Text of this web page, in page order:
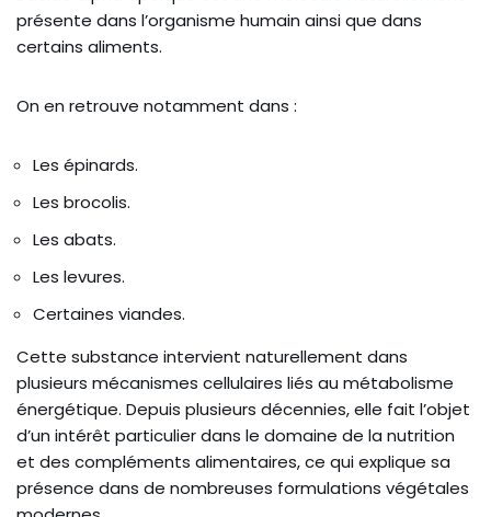
présente dans l’organisme humain ainsi que dans
certains aliments.
On en retrouve notamment dans :
Les épinards.
Les brocolis.
Les abats.
Les levures.
Certaines viandes.
Cette substance intervient naturellement dans
plusieurs mécanismes cellulaires liés au métabolisme
énergétique. Depuis plusieurs décennies, elle fait l’objet
d’un intérêt particulier dans le domaine de la nutrition
et des compléments alimentaires, ce qui explique sa
présence dans de nombreuses formulations végétales